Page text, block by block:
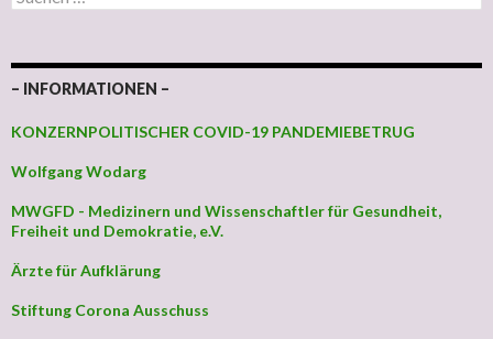
– INFORMATIONEN –
KONZERNPOLITISCHER COVID-19 PANDEMIEBETRUG
Wolfgang Wodarg
MWGFD - Medizinern und Wissenschaftler für Gesundheit,
Freiheit und Demokratie, e.V.
Ärzte für Aufklärung
Stiftung Corona Ausschuss